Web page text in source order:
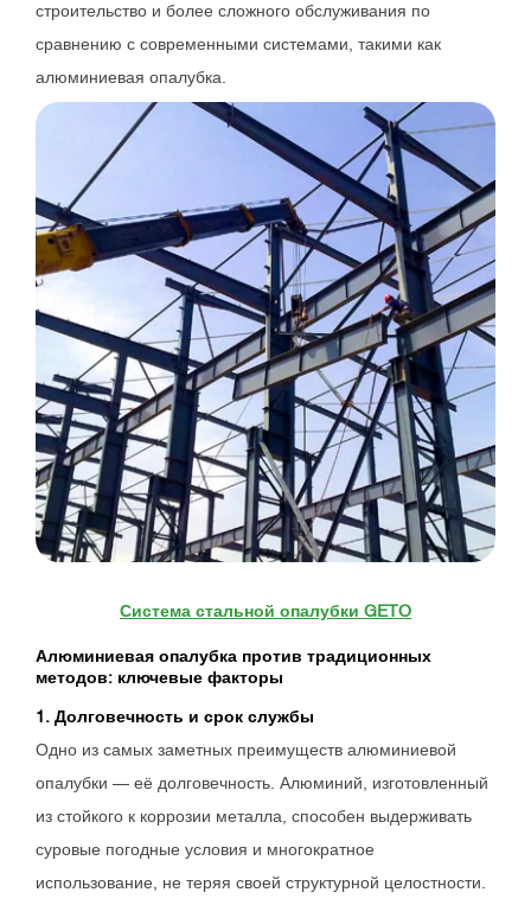
строительство и более сложного обслуживания по
сравнению с современными системами, такими как
алюминиевая опалубка.
Система стальной опалубки GETO
Алюминиевая опалубка против традиционных
методов: ключевые факторы
1. Долговечность и срок службы
Одно из самых заметных преимуществ алюминиевой
опалубки — её долговечность. Алюминий, изготовленный
из стойкого к коррозии металла, способен выдерживать
суровые погодные условия и многократное
использование, не теряя своей структурной целостности.